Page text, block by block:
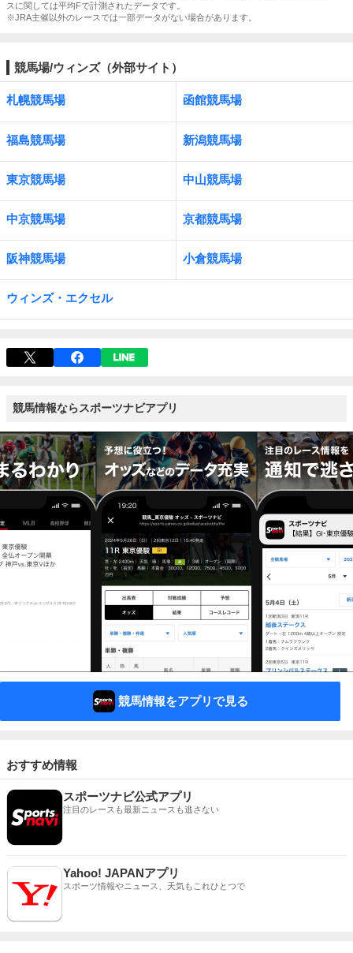
スに関しては平均Fで計測されたデータです。
※JRA主催以外のレースでは一部データがない場合があります。
競馬場/ウィンズ（外部サイト）
札幌競馬場 函館競馬場
福島競馬場 新潟競馬場
東京競馬場 中山競馬場
中京競馬場 京都競馬場
阪神競馬場 小倉競馬場
ウィンズ・エクセル
競馬情報ならスポーツナビアプリ
競馬情報をアプリで見る
おすすめ情報
スポーツナビ公式アプリ
注目のレースも最新ニュースも逃さない
Yahoo! JAPANアプリ
スポーツ情報やニュース、天気もこれひとつで